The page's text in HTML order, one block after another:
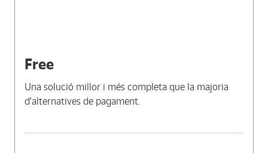
Free
Una solució millor i més completa que la majoria
d’alternatives de pagament.